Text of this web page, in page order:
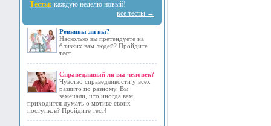
Тесты: каждую неделю новый!
все тесты →
Ревнивы ли вы?
Насколько вы претендуете на
близких вам людей? Пройдите
тест.
Справедливый ли вы человек?
Чувство справедливости у всех
развито по разному. Вы
замечали, что иногда вам
приходится думать о мотиве своих
поступков? Пройдите тест!